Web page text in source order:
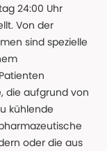
24:00 Uhr
Von der
sind spezielle
die aufgrund von
kühlende
oder die aus